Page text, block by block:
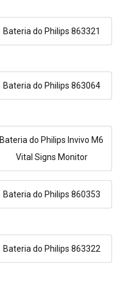
Bateria do Philips 863321
Bateria do Philips 863064
Bateria do Philips Invivo M6
Vital Signs Monitor
Bateria do Philips 860353
Bateria do Philips 863322